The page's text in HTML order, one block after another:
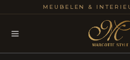
MEUBELEN &